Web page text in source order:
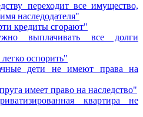
переходит все имущество,
наследодателя"
кредиты сгорают"
все долги
оспорить"
дети не имеют права на
имеет право на наследство"
квартира не